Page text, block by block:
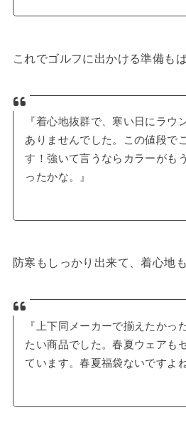
これでゴルフに出かける準備も
『着心地抜群で、寒い日にラウ
ありませんでした。この値段で
す！強いて言うならカラーがも
ったかな。』
防寒もしっかり出来て、着心地
『上下同メーカーで揃えたかっ
たい商品でした。春夏ウェアも
ています。春夏福袋ないですよね